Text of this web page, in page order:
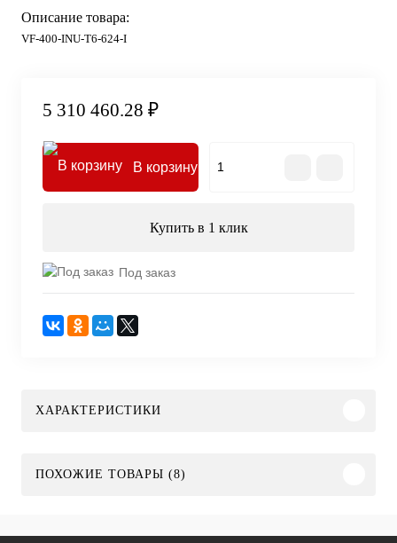
Описание товара:
VF-400-INU-T6-624-I
5 310 460.28 ₽
В корзину
Купить в 1 клик
Под заказ
ХАРАКТЕРИСТИКИ
ПОХОЖИЕ ТОВАРЫ (8)